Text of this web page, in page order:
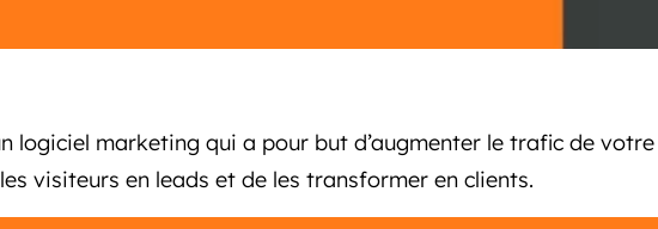
logiciel marketing qui a pour but d’augmenter le trafic de votre
visiteurs en leads et de les transformer en clients.